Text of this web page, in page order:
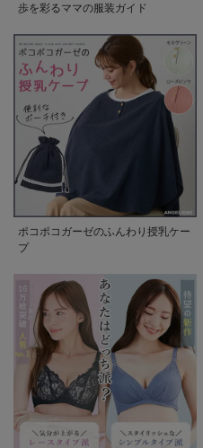
歩を彩るママの服装ガイド
ポコポコガーゼのふんわり授乳ケー
プ